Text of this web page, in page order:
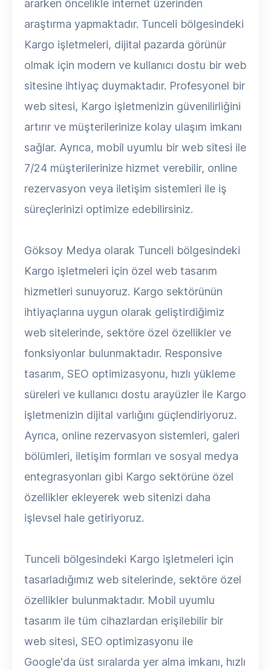
ararken öncelikle internet üzerinden
araştırma yapmaktadır. Tunceli bölgesindeki
Kargo işletmeleri, dijital pazarda görünür
olmak için modern ve kullanıcı dostu bir web
sitesine ihtiyaç duymaktadır. Profesyonel bir
web sitesi, Kargo işletmenizin güvenilirliğini
artırır ve müşterilerinize kolay ulaşım imkanı
sağlar. Ayrıca, mobil uyumlu bir web sitesi ile
7/24 müşterilerinize hizmet verebilir, online
rezervasyon veya iletişim sistemleri ile iş
süreçlerinizi optimize edebilirsiniz.
Göksoy Medya olarak Tunceli bölgesindeki
Kargo işletmeleri için özel web tasarım
hizmetleri sunuyoruz. Kargo sektörünün
ihtiyaçlarına uygun olarak geliştirdiğimiz
web sitelerinde, sektöre özel özellikler ve
fonksiyonlar bulunmaktadır. Responsive
tasarım, SEO optimizasyonu, hızlı yükleme
süreleri ve kullanıcı dostu arayüzler ile Kargo
işletmenizin dijital varlığını güçlendiriyoruz.
Ayrıca, online rezervasyon sistemleri, galeri
bölümleri, iletişim formları ve sosyal medya
entegrasyonları gibi Kargo sektörüne özel
özellikler ekleyerek web sitenizi daha
işlevsel hale getiriyoruz.
Tunceli bölgesindeki Kargo işletmeleri için
tasarladığımız web sitelerinde, sektöre özel
özellikler bulunmaktadır. Mobil uyumlu
tasarım ile tüm cihazlardan erişilebilir bir
web sitesi, SEO optimizasyonu ile
Google'da üst sıralarda yer alma imkanı, hızlı